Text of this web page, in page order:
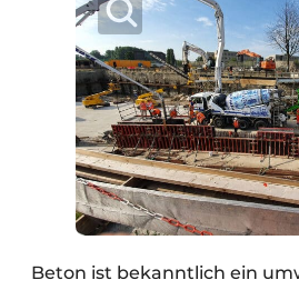
Beton ist bekanntlich ein